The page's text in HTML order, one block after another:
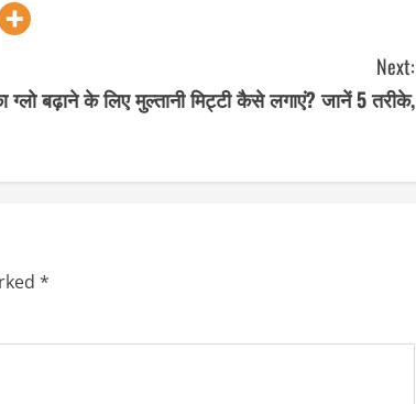
Next:
ग्लो बढ़ाने के लिए मुल्तानी मिट्टी कैसे लगाएं? जानें 5 तरीके,
*